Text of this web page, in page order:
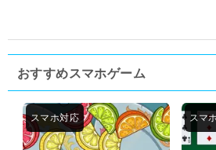
おすすめスマホゲーム